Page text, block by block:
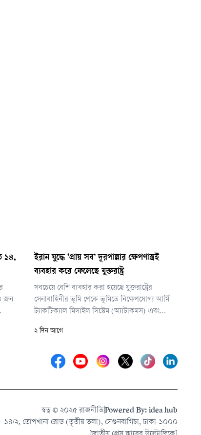
১৪,
জন
তবে
ইরান যুদ্ধে ‘প্রায় সব’ দূরপাল্লার ক্ষেপণাস্ত্রই
ব্যবহার করে ফেলেছে যুক্তরাষ্ট্র
সবচেয়ে বেশি ব্যবহার করা হয়েছে যুক্তরাষ্ট্রের
সেনাবাহিনীর ভূমি থেকে ভূমিতে নিক্ষেপযোগ্য আর্মি
ট্যাকটিক্যাল মিসাইল সিস্টেম (অ্যাটাকমস) এবং
ভাষ্য, এসব দূরপাল্লার ক্ষেপণাস্ত্রের ‘প্রায় সবই’
২ দিন আগে
স্বত্ব © ২০২৫ রাজনীতিPowered By: idea hub
১৪/২, তোপখানা রোড (তৃতীয় তলা), সেগুনবাগিচা, ঢাকা-১০০০